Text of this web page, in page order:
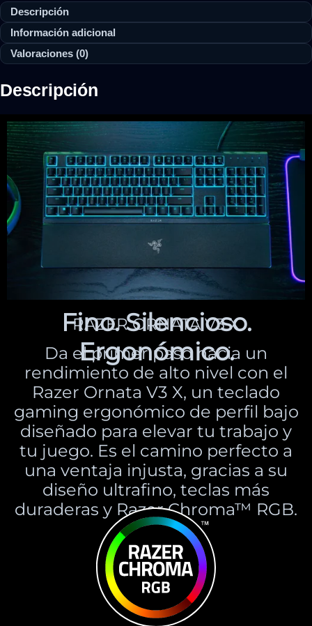
Descripción
Información adicional
Valoraciones (0)
Descripción
RAZER ORNATA V3 X
Fino. Silencioso.
Ergonómico.
Da el primer paso hacia un
rendimiento de alto nivel con el
Razer Ornata V3 X, un teclado
gaming ergonómico de perfil bajo
diseñado para elevar tu trabajo y
tu juego. Es el camino perfecto a
una ventaja injusta, gracias a su
diseño ultrafino, teclas más
duraderas y Razer Chroma™ RGB.